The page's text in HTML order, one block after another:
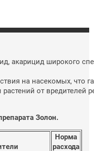
акарицид широкого
на насекомых, что
от вредителей
Золон.
Норма
расхода